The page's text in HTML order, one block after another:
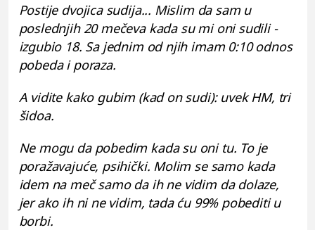
Postije dvojica sudija... Mislim da sam u
poslednjih 20 mečeva kada su mi oni sudili -
izgubio 18. Sa jednim od njih imam 0:10 odnos
pobeda i poraza.
A vidite kako gubim (kad on sudi): uvek HM, tri
šidoa.
Ne mogu da pobedim kada su oni tu. To je
poražavajuće, psihički. Molim se samo kada
idem na meč samo da ih ne vidim da dolaze,
jer ako ih ni ne vidim, tada ću 99% pobediti u
borbi.